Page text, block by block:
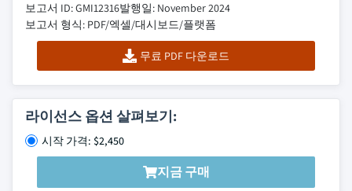
보고서 ID: GMI12316발행일: November 2024
보고서 형식: PDF/엑셀/대시보드/플랫폼
무료 PDF 다운로드
라이선스 옵션 살펴보기:
시작 가격: $2,450
지금 구매